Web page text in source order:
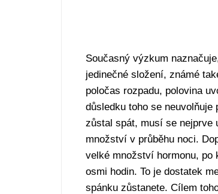
Současný výzkum
jedinečné složení, známé
poločas rozpadu, polovina
důsledku toho se
zůstal spát, musí se nejprve
množství v průběhu noci.
velké množství hormonu, po
osmi hodin. To je dostatek
spánku zůstanete. Cílem